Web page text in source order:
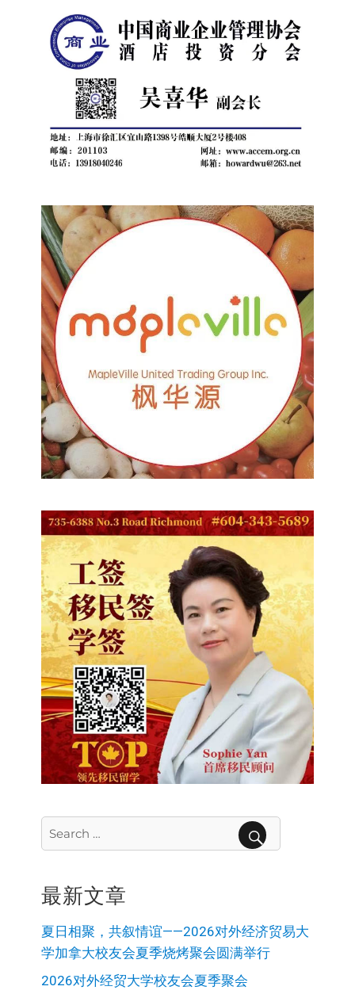
Search
for:
最新文章
夏日相聚，共叙情谊——2026对外经济贸易大
学加拿大校友会夏季烧烤聚会圆满举行
2026对外经贸大学校友会夏季聚会